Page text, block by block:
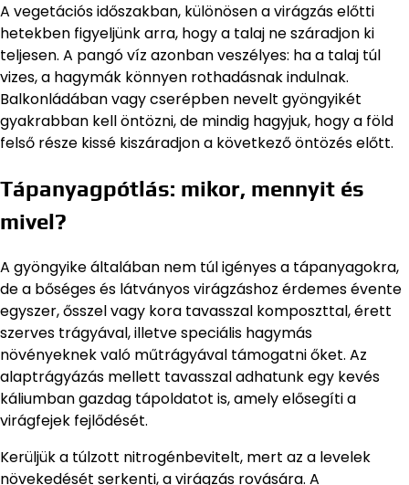
A vegetációs időszakban, különösen a virágzás előtti
hetekben figyeljünk arra, hogy a talaj ne száradjon ki
teljesen. A pangó víz azonban veszélyes: ha a talaj túl
vizes, a hagymák könnyen rothadásnak indulnak.
Balkonládában vagy cserépben nevelt gyöngyikét
gyakrabban kell öntözni, de mindig hagyjuk, hogy a föld
felső része kissé kiszáradjon a következő öntözés előtt.
Tápanyagpótlás: mikor, mennyit és
mivel?
A gyöngyike általában nem túl igényes a tápanyagokra,
de a bőséges és látványos virágzáshoz érdemes évente
egyszer, ősszel vagy kora tavasszal komposzttal, érett
szerves trágyával, illetve speciális hagymás
növényeknek való műtrágyával támogatni őket. Az
alaptrágyázás mellett tavasszal adhatunk egy kevés
káliumban gazdag tápoldatot is, amely elősegíti a
virágfejek fejlődését.
Kerüljük a túlzott nitrogénbevitelt, mert az a levelek
növekedését serkenti, a virágzás rovására. A